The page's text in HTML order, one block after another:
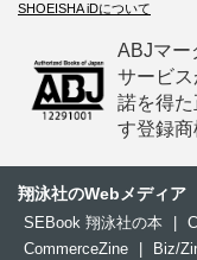
SHOEISHA iDについて
ABJマー
サービ
諾を得
す登録商
翔泳社のWebメディア
SEBook 翔泳社の本
CommerceZine
Biz/